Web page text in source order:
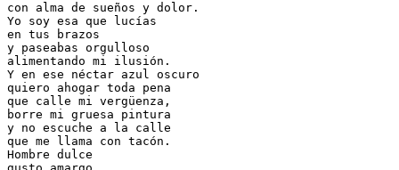
con alma de sueños y dolor.
Yo soy esa que lucías
en tus brazos
y paseabas orgulloso
alimentando mi ilusión.
Y en ese néctar azul oscuro
quiero ahogar toda pena
que calle mi vergüenza,
borre mi gruesa pintura
y no escuche a la calle
que me llama con tacón.
Hombre dulce